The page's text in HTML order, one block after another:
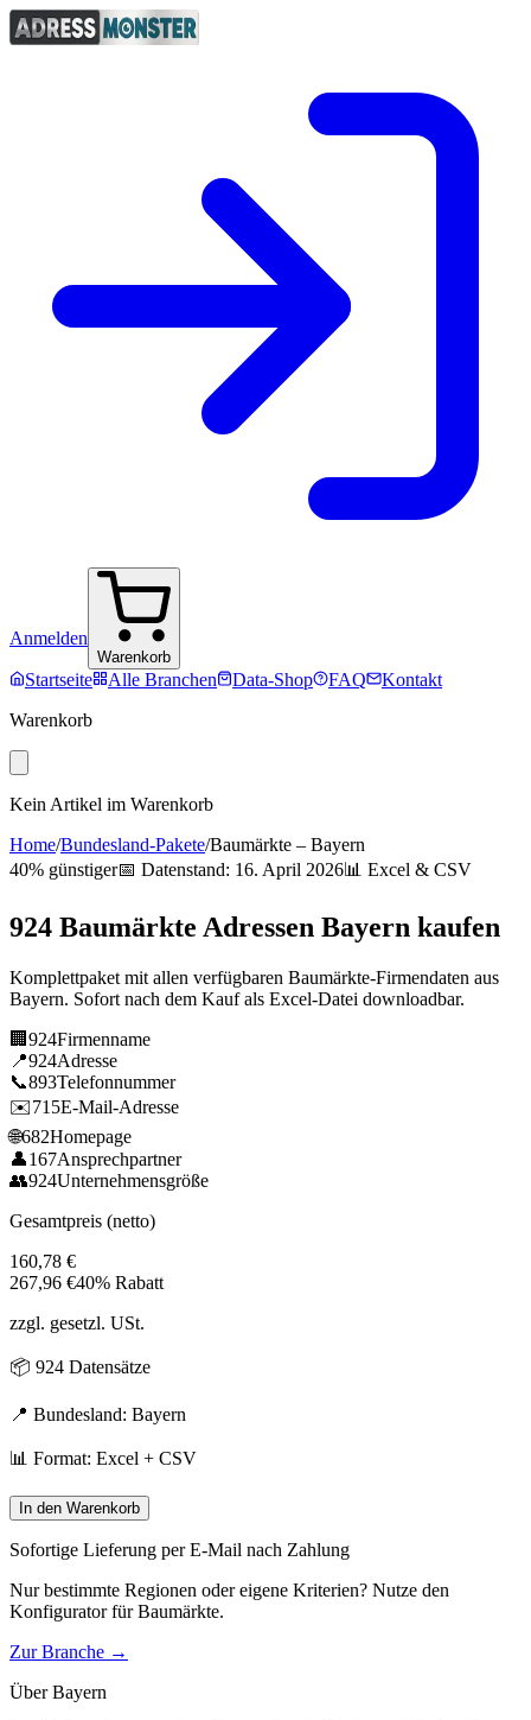
Anmelden
Warenkorb
Startseite Alle Branchen Data-Shop FAQ
Kontakt
Warenkorb
Kein Artikel im Warenkorb
Home/Bundesland-Pakete/Baumärkte – Bayern
40% günstiger📅 Datenstand: 16. April 2026📊 Excel & CSV
924 Baumärkte Adressen Bayern kaufen
Komplettpaket mit allen verfügbaren Baumärkte-Firmendaten aus
Bayern. Sofort nach dem Kauf als Excel-Datei downloadbar.
🏢 924Firmenname
📍924Adresse
📞893Telefonnummer
✉️715E-Mail-Adresse
🌐682Homepage
👤167Ansprechpartner
👥924Unternehmensgröße
Gesamtpreis (netto)
160,78 €
267,96 €40% Rabatt
zzgl. gesetzl. USt.
📦 924 Datensätze
📍 Bundesland: Bayern
📊 Format: Excel + CSV
In den Warenkorb
Sofortige Lieferung per E-Mail nach Zahlung
Nur bestimmte Regionen oder eigene Kriterien? Nutze den
Konfigurator fürBaumärkte.
Zur Branche →
ÜberBayern